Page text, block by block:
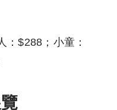
$288；小童：